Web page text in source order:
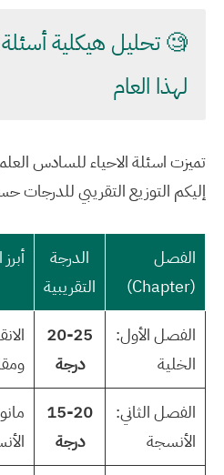
🧐 تحليل هيكلية أسئلة
لهذا العام
تميزتاسئلة الاحياء للسادس
إليكم التوزيع التقريبي
الفصل
(Chapter)
الدرجة
التقريبية
الفصل الأول:
الخلية
20-25
درجة
الفصل الثاني:
الأنسجة
15-20
درجة